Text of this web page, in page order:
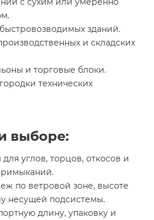
зданий.
и складских
и торговые блоки.
технических
выборе:
углов, торцов, откосов и
по ветровой зоне, высоте
несущей подсистемы.
длину, упаковку и